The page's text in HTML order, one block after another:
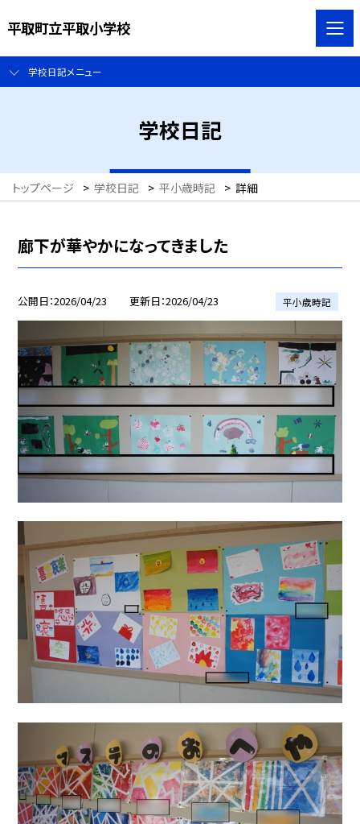
平取町立平取小学校
学校日記メニュー
学校日記
トップページ > 学校日記 > 平小歳時記 > 詳細
廊下が華やかになってきました
公開日 2026/04/23 更新日 2026/04/23 平小歳時記